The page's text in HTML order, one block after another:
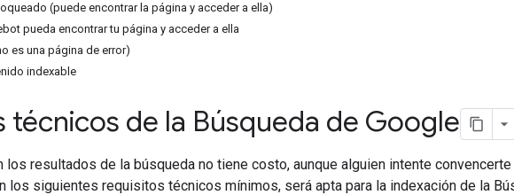
(puede encontrar la página y acceder a ella)
pueda encontrar tu página y acceder a ella
es una página de error)
indexable
técnicos de la Búsqueda de Google
los resultados de la búsqueda no tiene costo, aunque alguien intente
los siguientes requisitos técnicos mínimos, será apta para la indexación de la